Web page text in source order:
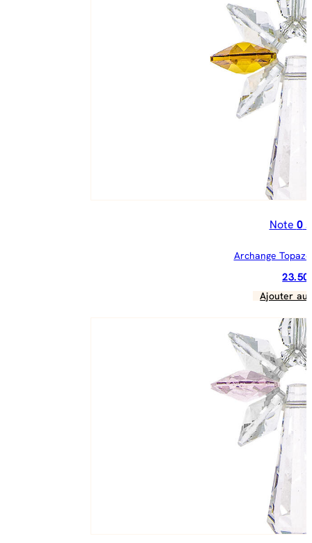
Note 0
Archange
23.50
Ajouter au